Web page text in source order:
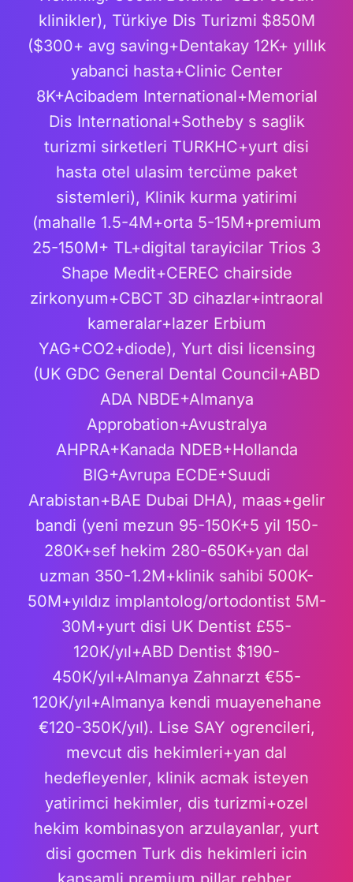
klinikler), Türkiye Dis Turizmi $850M
($300+ avg saving+Dentakay 12K+ yıllık
yabanci hasta+Clinic Center
8K+Acibadem International+Memorial
Dis International+Sotheby s saglik
turizmi sirketleri TURKHC+yurt disi
hasta otel ulasim tercüme paket
sistemleri), Klinik kurma yatirimi
(mahalle 1.5-4M+orta 5-15M+premium
25-150M+ TL+digital tarayicilar Trios 3
Shape Medit+CEREC chairside
zirkonyum+CBCT 3D cihazlar+intraoral
kameralar+lazer Erbium
YAG+CO2+diode), Yurt disi licensing
(UK GDC General Dental Council+ABD
ADA NBDE+Almanya
Approbation+Avustralya
AHPRA+Kanada NDEB+Hollanda
BIG+Avrupa ECDE+Suudi
Arabistan+BAE Dubai DHA), maas+gelir
bandi (yeni mezun 95-150K+5 yil 150-
280K+sef hekim 280-650K+yan dal
uzman 350-1.2M+klinik sahibi 500K-
50M+yıldız implantolog/ortodontist 5M-
30M+yurt disi UK Dentist £55-
120K/yıl+ABD Dentist $190-
450K/yıl+Almanya Zahnarzt €55-
120K/yıl+Almanya kendi muayenehane
€120-350K/yıl). Lise SAY ogrencileri,
mevcut dis hekimleri+yan dal
hedefleyenler, klinik acmak isteyen
yatirimci hekimler, dis turizmi+ozel
hekim kombinasyon arzulayanlar, yurt
disi gocmen Turk dis hekimleri icin